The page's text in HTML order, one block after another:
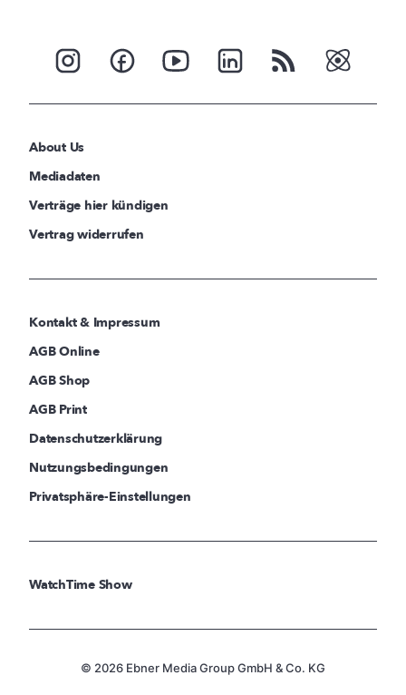
About Us
Mediadaten
Verträge hier kündigen
Vertrag widerrufen
Kontakt & Impressum
AGB Online
AGB Shop
AGB Print
Datenschutzerklärung
Nutzungsbedingungen
Privatsphäre-Einstellungen
WatchTime Show
© 2026 Ebner Media Group GmbH & Co. KG